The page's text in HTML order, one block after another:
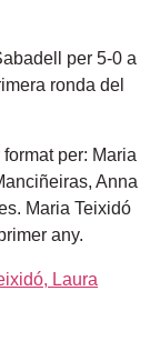
per 5-0 a
ronda del
per: Maria
Anna
Maria Teixidó
any.